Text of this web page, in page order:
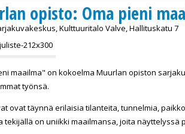
opisto: Oma pieni
Kulttuuritalo Valve, Hallituskatu 7
maailma" on kokoelma Muurlan opiston
työnsä.
ovat täynnä erilaisia tilanteita, tunnelmia,
tekijällä on uniikki maailmansa, joita näyttelyssä